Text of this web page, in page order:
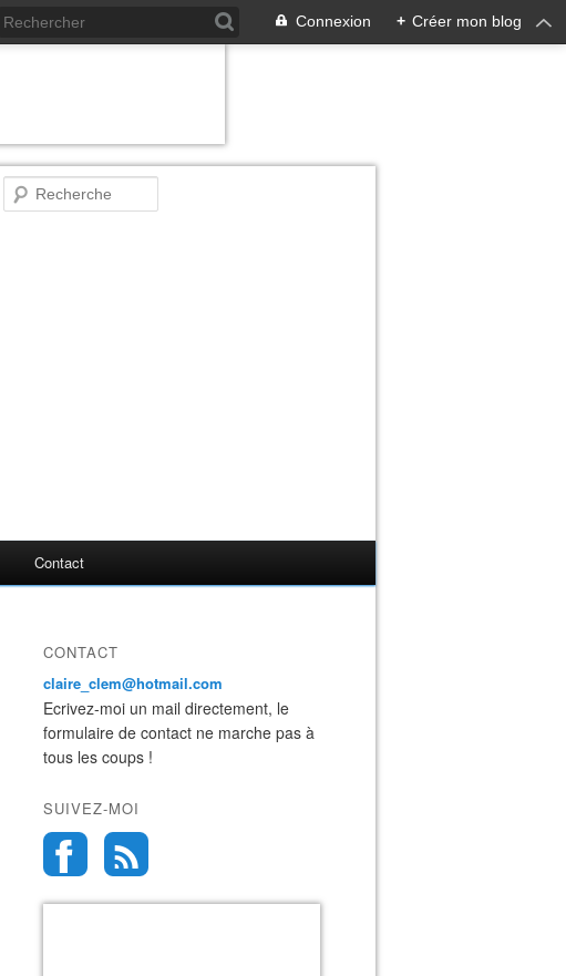
Connexion + Créer mon blog
Contact
CONTACT
claire_clem@hotmail.com
Ecrivez-moi un mail directement, le
formulaire de contact ne marche pas à
tous les coups !
SUIVEZ-MOI